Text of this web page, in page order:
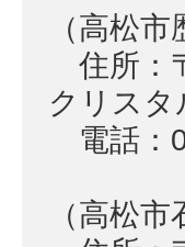
（高松市
住所：
クリスタ
電話：
（高松